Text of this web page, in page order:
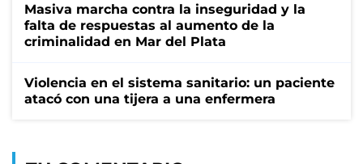
Masiva marcha contra la inseguridad y la
falta de respuestas al aumento de la
criminalidad en Mar del Plata
Violencia en el sistema sanitario: un paciente
atacó con una tijera a una enfermera